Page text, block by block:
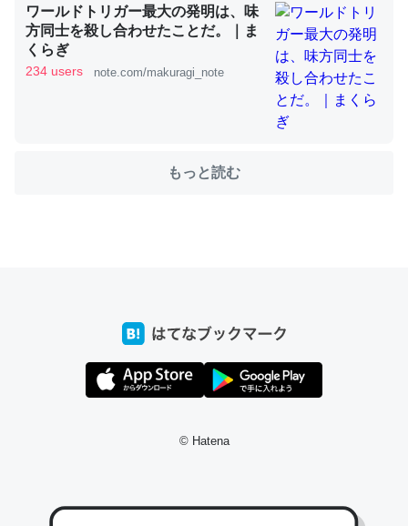
これ見て生きてるなって分かる。
─たまにLINEするくらいだった遠方の父67歳と僕。ITツール導入で
コミュニケーションが劇的に変化した｜tayorini by LIFULL介護
ちょうど同じ理由でEcho Show 8を設定中でした。Prime
回線代ほとんどかからないですよ。参考：
─たまにLINEするくらいだった遠方の父67歳と僕。ITツール導入で
ワールドトリガー最大の発明は、味
方同士を殺し合わせたことだ。｜ま
くらぎ
234 users note.com/makuragi_note
もっと読む
© Hatena